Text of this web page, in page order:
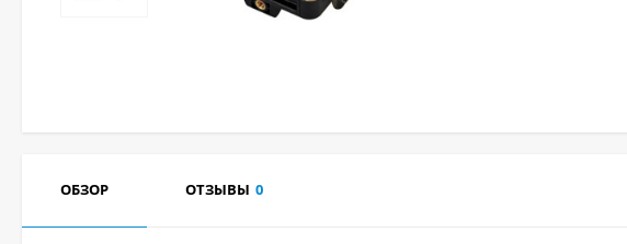
ОБЗОР ОТЗЫВЫ 0